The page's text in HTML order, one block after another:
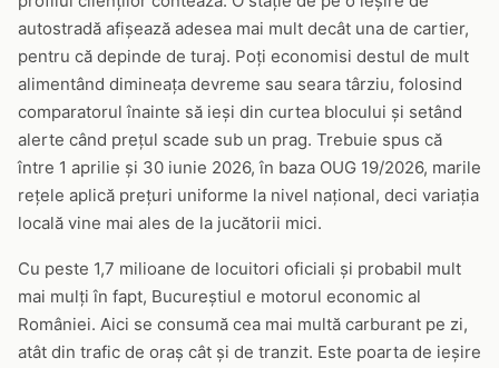
autostradă afișează adesea mai mult decât una de cartier,
pentru că depinde de turaj. Poți economisi destul de mult
alimentând dimineața devreme sau seara târziu, folosind
comparatorul înainte să ieși din curtea blocului și setând
alerte când prețul scade sub un prag. Trebuie spus că
între 1 aprilie și 30 iunie 2026, în baza OUG 19/2026, marile
rețele aplică prețuri uniforme la nivel național, deci variația
locală vine mai ales de la jucătorii mici.
Cu peste 1,7 milioane de locuitori oficiali și probabil mult
mai mulți în fapt, Bucureștiul e motorul economic al
României. Aici se consumă cea mai multă carburant pe zi,
atât din trafic de oraș cât și de tranzit. Este poarta de ieșire